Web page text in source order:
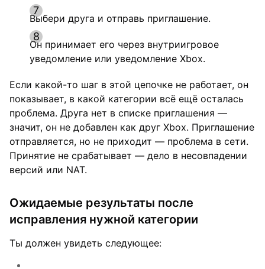
Выбери друга и отправь приглашение.
Он принимает его через внутриигровое
уведомление или уведомление Xbox.
Если какой-то шаг в этой цепочке не работает, он
показывает, в какой категории всё ещё осталась
проблема. Друга нет в списке приглашения —
значит, он не добавлен как друг Xbox. Приглашение
отправляется, но не приходит — проблема в сети.
Принятие не срабатывает — дело в несовпадении
версий или NAT.
Ожидаемые результаты после
исправления нужной категории
Ты должен увидеть следующее: